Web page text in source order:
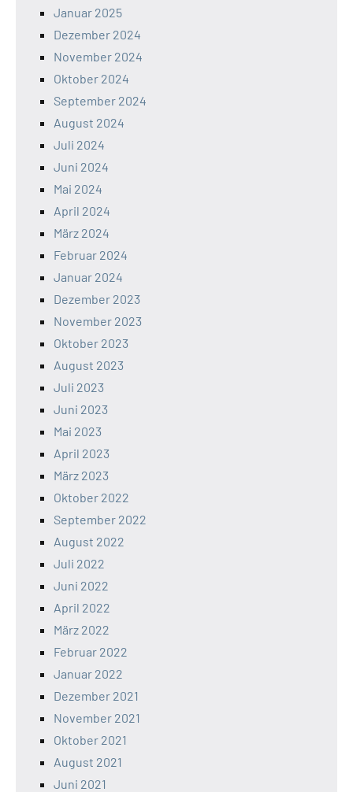
Januar 2025
Dezember 2024
November 2024
Oktober 2024
September 2024
August 2024
Juli 2024
Juni 2024
Mai 2024
April 2024
März 2024
Februar 2024
Januar 2024
Dezember 2023
November 2023
Oktober 2023
August 2023
Juli 2023
Juni 2023
Mai 2023
April 2023
März 2023
Oktober 2022
September 2022
August 2022
Juli 2022
Juni 2022
April 2022
März 2022
Februar 2022
Januar 2022
Dezember 2021
November 2021
Oktober 2021
August 2021
Juni 2021